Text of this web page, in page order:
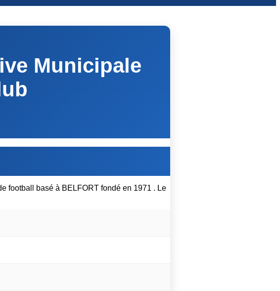
Municipale
football basé à BELFORT fondé en 1971 . Le